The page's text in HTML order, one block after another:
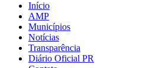
Início
AMP
Municípios
Notícias
Transparência
Diário Oficial PR